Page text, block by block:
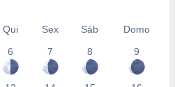
Qui Sex Sáb
Domo
6
7 8 9